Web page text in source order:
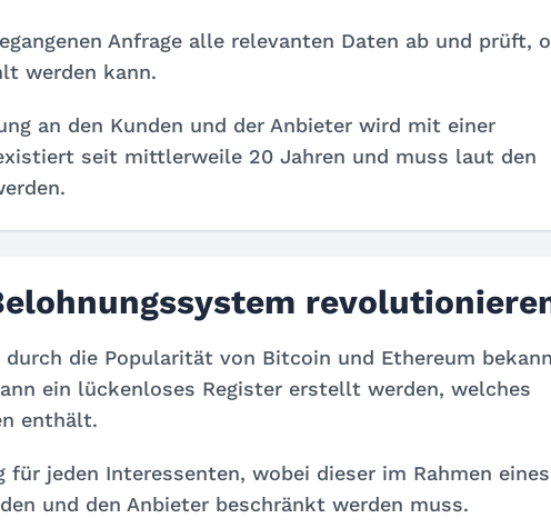
Anfrage alle relevanten Daten ab und prüft,
werden kann.
an den Kunden und der Anbieter wird mit einer
seit mittlerweile 20 Jahren und muss laut den
die Popularität von Bitcoin und Ethereum
ein lückenloses Register erstellt werden, welches
enthält.
jeden Interessenten, wobei dieser im Rahmen eines
und den Anbieter beschränkt werden muss.